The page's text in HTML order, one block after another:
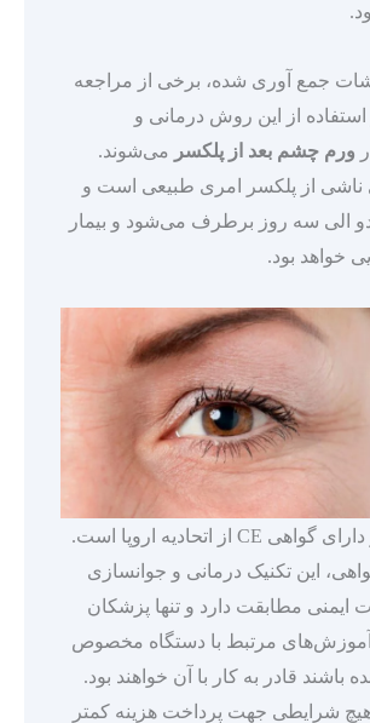
جمع آوری شده، برخی از مراجعه
استفاده از این روش درمانی و
ورم چشم بعد از پلکسر می‌شوند.
ناشی از پلکسر امری طبیعی است و
الی سه روز برطرف می‌شود و بیمار
خواهد بود.
دستگاه پلکسر دارای گواهی CE از اتحادیه اروپا است.
این تکنیک درمانی و جوانسازی
ایمنی مطابقت دارد و تنها پزشکان
مرتبط با دستگاه مخصوص
باشند قادر به کار با آن خواهند بود.
هیچ شرایطی جهت پرداخت هزینه کمتر